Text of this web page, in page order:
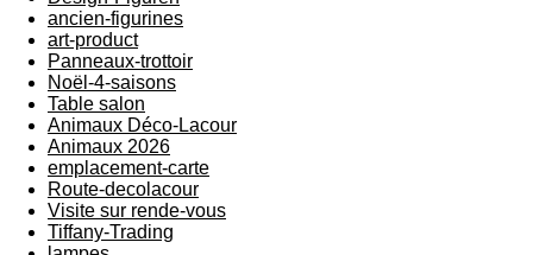
ancien-figurines
art-product
Panneaux-trottoir
Noël-4-saisons
Table salon
Animaux Déco-Lacour
Animaux 2026
emplacement-carte
Route-decolacour
Visite sur rende-vous
Tiffany-Trading